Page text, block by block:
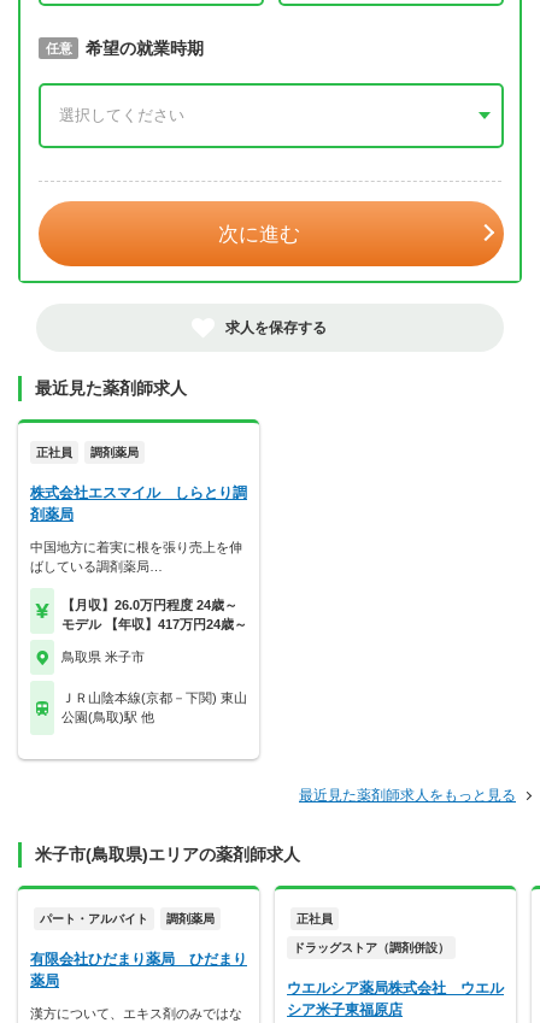
必須 取得予定年
任意 希望の就業時期
次に進む
求人を保存する
最近見た薬剤師求人
正社員 調剤薬局
株式会社エスマイル しらとり調
剤薬局
中国地方に着実に根を張り売上を伸
ばしている調剤薬局…
【月収】26.0万円程度 24歳～
モデル 【年収】417万円24歳～
鳥取県 米子市
ＪＲ山陰本線(京都－下関) 東山
公園(鳥取)駅 他
最近見た薬剤師求人をもっと見る
米子市(鳥取県)エリアの薬剤師求人
パート・アルバイト 調剤薬局
有限会社ひだまり薬局 ひだまり
薬局
漢方について、エキス剤のみではな
正社員
ドラッグストア（調剤併設）
ウエルシア薬局株式会社 ウエル
シア米子東福原店